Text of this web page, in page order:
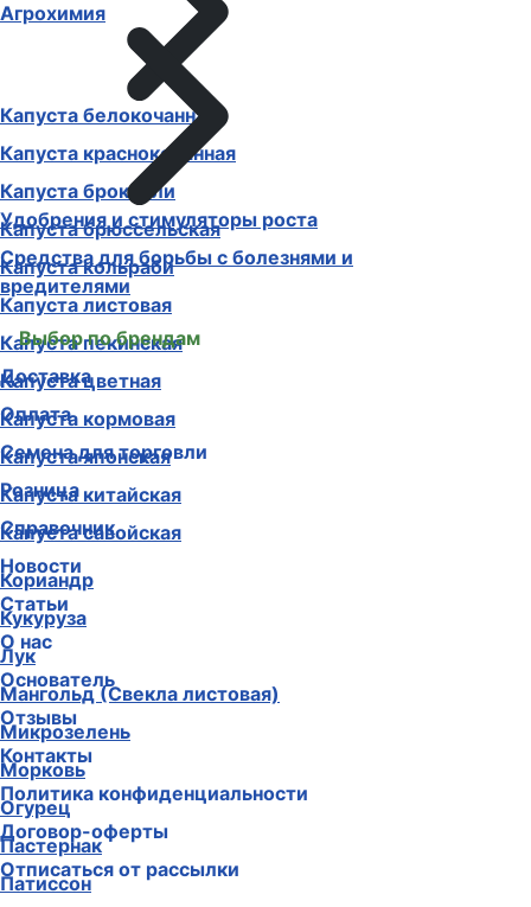
Капуста белокочанная
Капуста краснокочанная
Капуста брокколи
Капуста брюссельская
Капуста кольраби
Капуста листовая
Капуста пекинская
Капуста цветная
Капуста кормовая
Капуста японская
Капуста китайская
Капуста савойская
Кориандр
Кукуруза
Лук
Мангольд (Свекла листовая)
Микрозелень
Морковь
Огурец
Пастернак
Патиссон
Агрохимия
Удобрения и стимуляторы роста
Средства для борьбы с болезнями и
вредителями
Выбор по брендам
Доставка
Оплата
Семена для торговли
Розница
Справочник
Новости
Статьи
О нас
Основатель
Отзывы
Контакты
Политика конфиденциальности
Договор-оферты
Отписаться от рассылки